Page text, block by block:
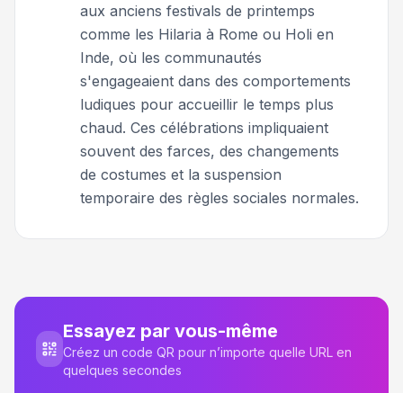
aux anciens festivals de printemps
comme les Hilaria à Rome ou Holi en
Inde, où les communautés
s'engageaient dans des comportements
ludiques pour accueillir le temps plus
chaud. Ces célébrations impliquaient
souvent des farces, des changements
de costumes et la suspension
temporaire des règles sociales normales.
Essayez par vous-même
Créez un code QR pour n’importe quelle URL en
quelques secondes